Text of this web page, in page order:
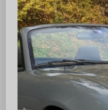
Jahresprogramm
Kontakt
Mitteilung
Impressum
Datenschutz